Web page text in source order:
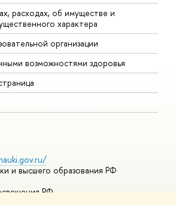
расходах, об имуществе и
характера
организации
возможностями здоровья
и высшего образования РФ
РФ